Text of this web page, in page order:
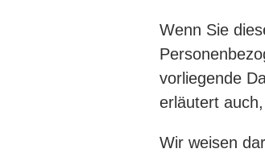
Wenn Sie
vorliegende
erläutert
Wir weisen